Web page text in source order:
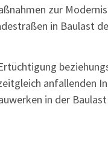
zur
in Baulast
anfallenden
in der